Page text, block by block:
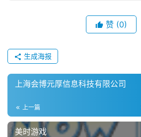
休
闲
游
戏
2
0
赞 (0)
生成海报
上海会博元厚信息科技有限公司
上一篇
美时游戏